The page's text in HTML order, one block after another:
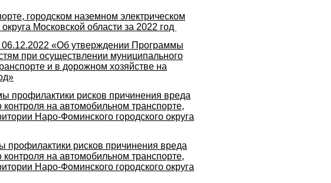
городском наземном электрическом
Московской области за 2022 год
06.12.2022 «Об утверждении Программы
при осуществлении муниципального
и в дорожном хозяйстве на
профилактики рисков причинения вреда
на автомобильном транспорте,
Наро-Фоминского городского округа
профилактики рисков причинения вреда
на автомобильном транспорте,
Наро-Фоминского городского округа